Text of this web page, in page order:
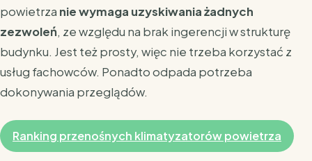
powietrza nie wymaga uzyskiwania żadnych
zezwoleń, ze względu na brak ingerencji w strukturę
budynku. Jest też prosty, więc nie trzeba korzystać z
usług fachowców. Ponadto odpada potrzeba
dokonywania przeglądów.
Ranking przenośnych klimatyzatorów powietrza